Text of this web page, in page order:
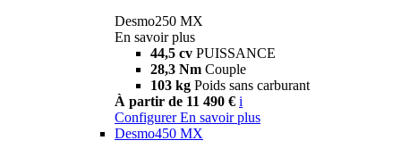
Desmo250 MX
En savoir plus
44,5 cv PUISSANCE
28,3 Nm Couple
103 kg Poids sans carburant
À partir de 11 490 € i
Configurer En savoir plus
Desmo450 MX